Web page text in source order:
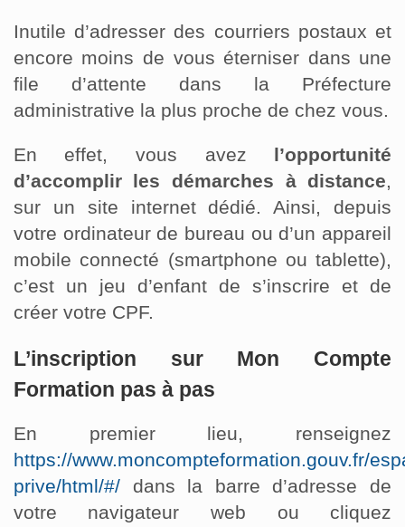
Inutile d’adresser des courriers postaux et
encore moins de vous éterniser dans une
file d’attente dans la Préfecture
administrative la plus proche de chez vous.
En effet, vous avez l’opportunité
d’accomplir les démarches à distance,
sur un site internet dédié. Ainsi, depuis
votre ordinateur de bureau ou d’un appareil
mobile connecté (smartphone ou tablette),
c’est un jeu d’enfant de s’inscrire et de
créer votre CPF.
L’inscription sur Mon Compte
Formation pas à pas
En premier lieu, renseignez
https://www.moncompteformation.gouv.fr/
prive/html/#/dans la barre d’adresse de
votre navigateur web ou cliquez